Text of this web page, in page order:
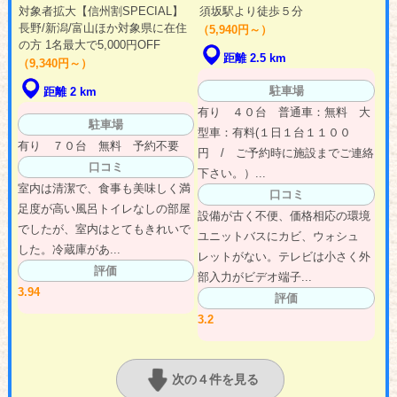
対象者拡大【信州割SPECIAL】
長野/新潟/富山ほか対象県に在住
の方 1名最大で5,000円OFF
（9,340円～）
距離 2 km
駐車場
有り ７０台 無料 予約不要
口コミ
室内は清潔で、食事も美味しく満
足度が高い風呂トイレなしの部屋
でしたが、室内はとてもきれいで
した。冷蔵庫があ...
評価
3.94
須坂駅より徒歩５分
（5,940円～）
距離 2.5 km
駐車場
有り ４０台 普通車：無料 大
型車：有料(１日１台１１００
円 / ご予約時に施設までご連絡
下さい。）...
口コミ
設備が古く不便、価格相応の環境
ユニットバスにカビ、ウォシュ
レットがない。テレビは小さく外
部入力がビデオ端子...
評価
3.2
次の４件を見る